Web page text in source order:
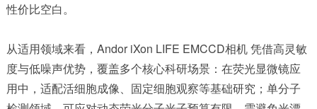
性价比空白。
从适用领域来看，Andor iXon LIFE EMCCD相机 凭借高灵敏
度与低噪声优势，覆盖多个核心科研场景：在荧光显微镜应
用中，适配活细胞成像、固定细胞观察等基础研究；单分子